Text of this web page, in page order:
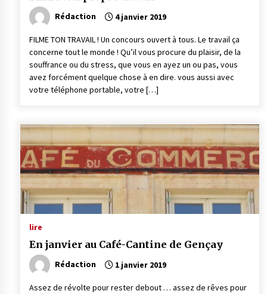
Rédaction 4 janvier 2019
FILME TON TRAVAIL ! Un concours ouvert à tous. Le travail ça
concerne tout le monde ! Qu’il vous procure du plaisir, de la
souffrance ou du stress, que vous en ayez un ou pas, vous
avez forcément quelque chose à en dire. vous aussi avec
votre téléphone portable, votre […]
lire
En janvier au Café-Cantine de Gençay
Rédaction 1 janvier 2019
Assez de révolte pour rester debout … assez de rêves pour